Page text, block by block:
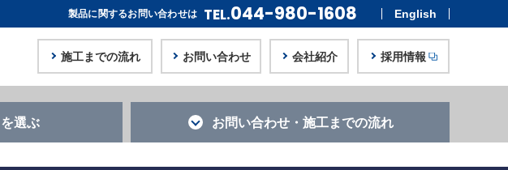
製品に関するお問い合わせは TEL.044-980-1608 English
施工までの流れ お問い合わせ 会社紹介 採用情報
を選ぶ お問い合わせ・ 施工までの流れ